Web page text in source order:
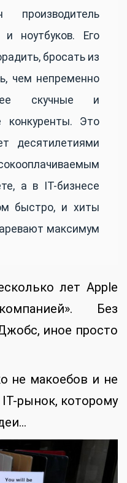
и ноутбуков. Его
бросать из
чем непременно
скучные и
конкуренты. Это
десятилетиями
а в IT-бизнесе
быстро, и хиты
максимум
лет Apple
Без
иное просто
не макоебов и не
рынок, которому